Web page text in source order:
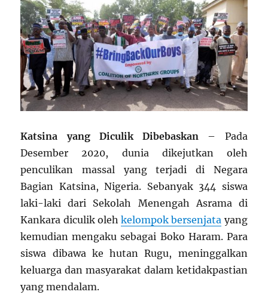
Katsina yang Diculik Dibebaskan – Pada
Desember 2020, dunia dikejutkan oleh
penculikan massal yang terjadi di Negara
Bagian Katsina, Nigeria. Sebanyak 344 siswa
laki-laki dari Sekolah Menengah Asrama di
Kankara diculik olehkelompok bersenjata yang
kemudian mengaku sebagai Boko Haram. Para
siswa dibawa ke hutan Rugu, meninggalkan
keluarga dan masyarakat dalam ketidakpastian
yang mendalam.